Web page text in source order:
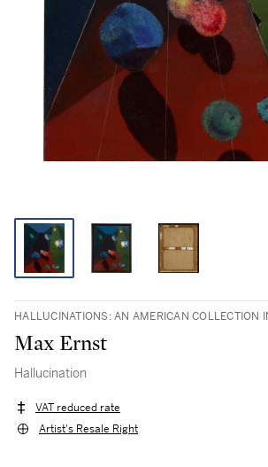
HALLUCINATIONS: AN AMERICAN COLLECTION
Max Ernst
Hallucination
VAT reduced rate
Artist's Resale Right